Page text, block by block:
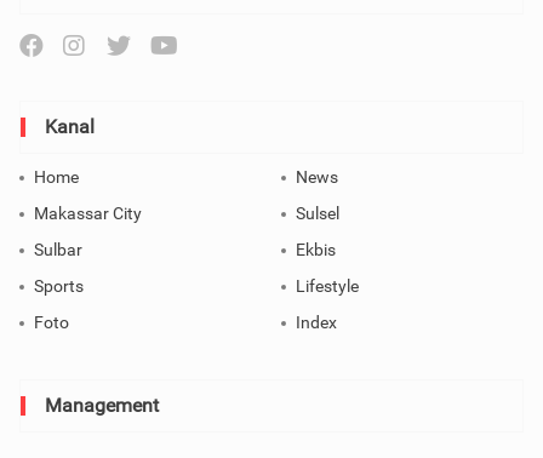
Kanal
Home
News
Makassar City
Sulsel
Sulbar
Ekbis
Sports
Lifestyle
Foto
Index
Management